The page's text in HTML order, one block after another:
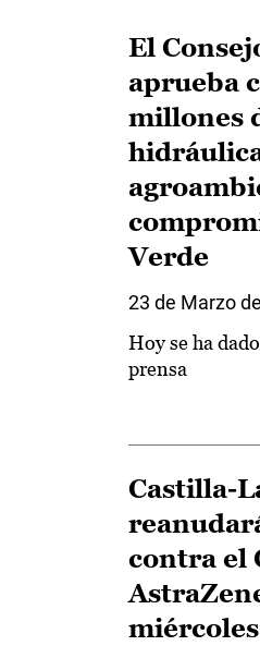
El
aprueba
millones
Verde
23 de Marzo
Hoy se ha
prensa
Castilla-
contra el
miércoles